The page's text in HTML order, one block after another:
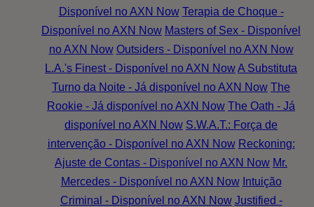
Disponível no AXN Now Terapia de Choque -
Disponível no AXN Now Masters of Sex - Disponível
no AXN Now Outsiders - Disponível no AXN Now
L.A.'s Finest - Disponível no AXN NowA Substituta
Turno da Noite - Já disponível no AXN Now The
Rookie - Já disponível no AXN Now The Oath - Já
disponível no AXN Now S.W.A.T.: Força de
intervenção - Disponível no AXN Now Reckoning:
Ajuste de Contas - Disponível no AXN Now Mr.
Mercedes - Disponível no AXN Now Intuição
Criminal - Disponível no AXN Now Justified -